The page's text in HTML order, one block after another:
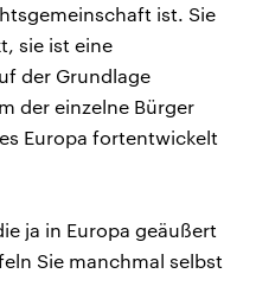
ist. Sie
sie ist eine
der Grundlage
der einzelne Bürger
Europa fortentwickelt
ja in Europa geäußert
Sie manchmal selbst